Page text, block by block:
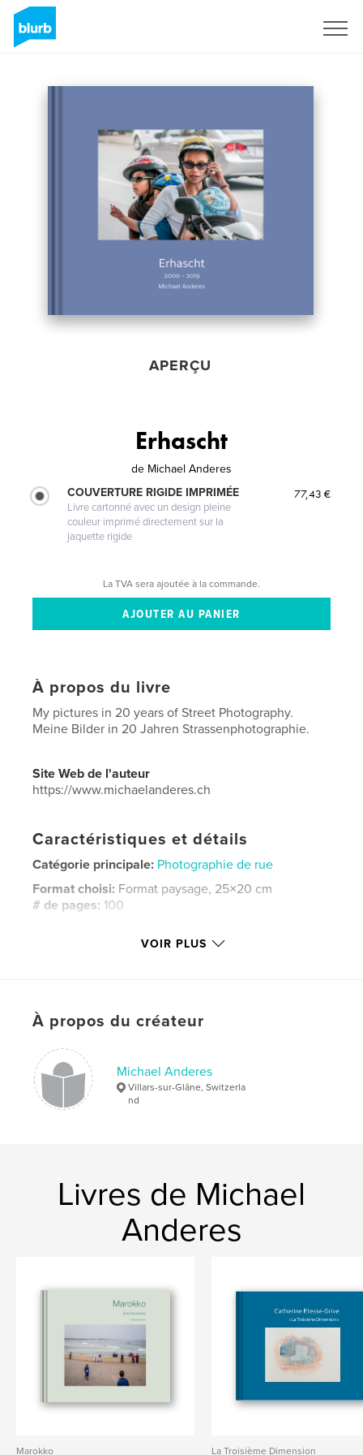
APERÇU
Erhascht
de Michael Anderes
COUVERTURE RIGIDE IMPRIMÉE
Livre cartonné avec un design pleine
couleur imprimé directement sur la
jaquette rigide
77,43 €
La TVA sera ajoutée à la commande.
À propos du livre
My pictures in 20 years of Street Photography.
Meine Bilder in 20 Jahren Strassenphotographie.
Site Web de l'auteur
https://www.michaelanderes.ch
Caractéristiques et détails
Catégorie principale: Photographie de rue
Format choisi: Format paysage, 25×20 cm
# de pages: 100
VOIR PLUS
À propos du créateur
Michael Anderes
Villars-sur-Glâne, Switzerla
nd
Livres de Michael
Anderes
Marokko La Troisième Dimension